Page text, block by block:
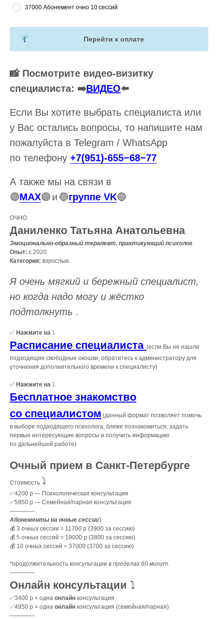
37000 Абонемент очно 10 сессий
Перейти к оплате
📸 Посмотрите видео-визитку
специалиста: ➡️ВИДЕО⬅️
Если Вы хотите выбрать специалиста или
у Вас остались вопросы, то напишите нам
пожалуйста в Telegram / WhatsApp
по телефону +7(951)-655−68−77
А также мы на связи в
🟣MAX🟣 и 🔵группе VK🔵
ОЧНО
Даниленко Татьяна Анатольевна
Эмоционально-образный терапевт, практикующий психолог
Опыт: с 2020
Категория: взрослые.
Я очень мягкий и бережный специалист,
но когда надо могу и жёстко
подтолкнуть .
✅ Нажмите на ⤵️
Расписание специалиста (если Вы не нашли
подходящие свободные окошки, обратитесь к администратору для
уточнения дополнительного времени к специалисту)
✅ Нажмите на ⤵️
Бесплатное знакомство
со специалистом (данный формат позволяет помочь
в выборе подходящего психолога, ближе познакомиться, задать
первые интересующие вопросы и получить информацию
по дальнейшей работе)
Очный прием в Санкт-Петербурге
Стоимость ⤵️
✅4200 р — Психологическая консультация
✅5950 р — Семейная/парная консультация
————-
Абонементы на очные сессии⤵️
💰 3 очных сессии = 11700 р (3900 за сессию)
💰 5 очных сессий = 19000 р (3800 за сессию)
💰 10 очных сессий = 37000 (3700 за сессию)
*продолжительность консультации в пределах 60 минут.
————-
Онлайн консультации ⤵️
✅3400 р = одна онлайн консультация
✅4950 р = одна онлайн консультация (семейная/парная)
————-